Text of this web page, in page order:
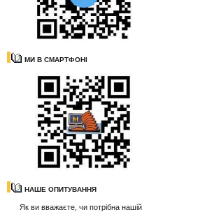
МИ В СМАРТФОНІ
НАШЕ ОПИТУВАННЯ
Як ви вважаєте, чи потрібна нашій